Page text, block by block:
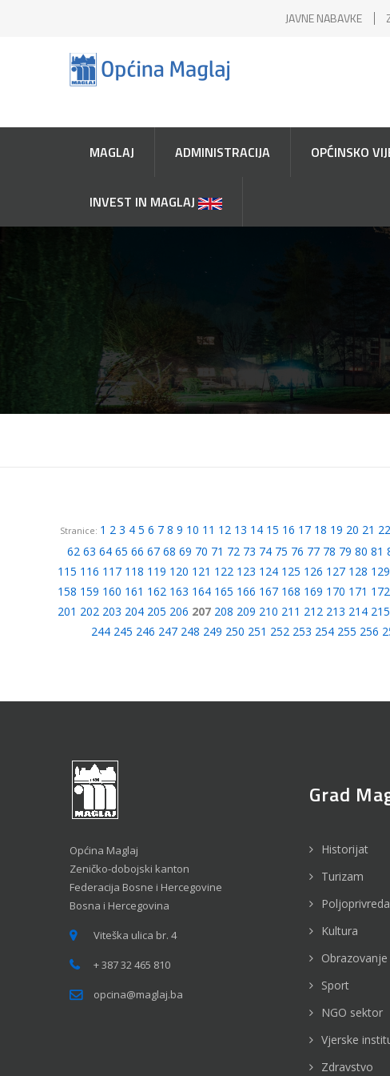
JAVNE NABAVKE
MAGLAJ ADMINISTRACIJA OPĆINSKO
INVEST IN MAGLAJ
Stranice: 1 2 3 4 5 6 7 8 9 10 11 12 13 14 15 16 17 18 19 20 21 22
62 63 64 65 66 67 68 69 70 71 72 73 74 75 76 77 78 79 80 81
115 116 117 118 119 120 121 122 123 124 125 126 127 128 129
158 159 160 161 162 163 164 165 166 167 168 169 170 171 172
201 202 203 204 205 206 207 208 209 210 211 212 213 214 215
244 245 246 247 248 249 250 251 252 253 254 255 256
Općina Maglaj
Zeničko-dobojski kanton
Federacija Bosne i Hercegovine
Bosna i Hercegovina
Viteška ulica br. 4
+ 387 32 465 810
opcina@maglaj.ba
Grad
Historijat
Turizam
Poljoprivreda
Kultura
Obrazovanje
Sport
NGO sektor
Vjerske
Zdravstvo